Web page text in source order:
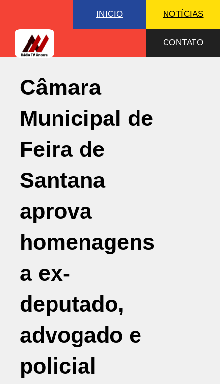
INICIO NOTÍCIAS
CONTATO
Câmara
Municipal de
Feira de
Santana
aprova
homenagens
a ex-
deputado,
advogado e
policial